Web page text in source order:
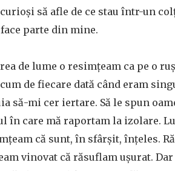
să afle de ce stau într-un
face parte din mine.
de lume o resimțeam ca pe o
de fiecare dată când eram
să-mi cer iertare. Să le spun
în care mă raportam la izolare.
că sunt, în sfârșit, înțeles.
vinovat că răsuflam ușurat.